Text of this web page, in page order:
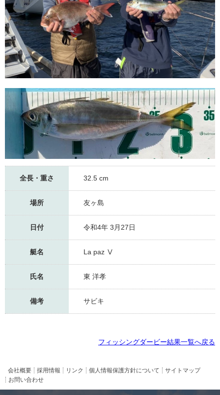
全長・重さ 32.5 cm
場所 友ヶ島
日付 令和4年 3月27日
艇名 La paz Ⅴ
氏名 東 洋孝
備考 サビキ
フィッシングダービー結果一覧へ戻る
会社概要 採用情報 リンク 個人情報保護方針について
サイトマップ
お問い合わせ